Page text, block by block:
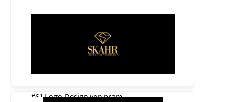
#61 Logo-Design vonpram